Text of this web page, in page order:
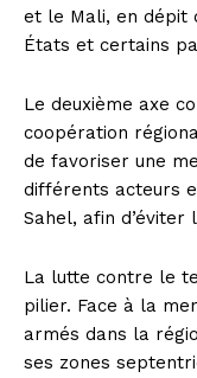
et le Mali, en dépit
États et certains
Le deuxième axe
coopération
de favoriser une
différents acteurs
Sahel, afin d’éviter
La lutte contre le
pilier. Face à la
armés dans la
ses zones